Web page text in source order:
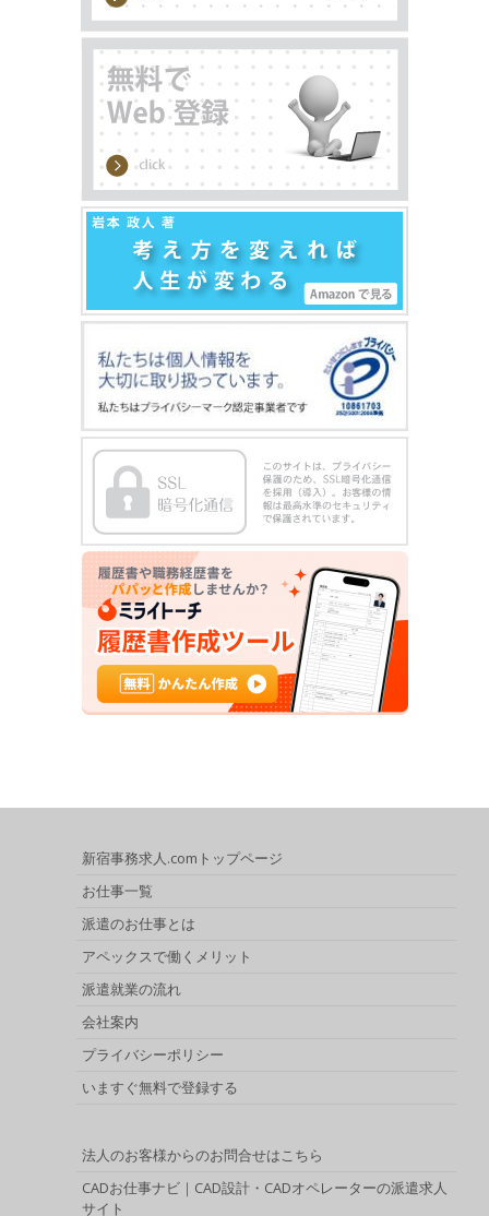
新宿事務求人.comトップページ
お仕事一覧
派遣のお仕事とは
アペックスで働くメリット
派遣就業の流れ
会社案内
プライバシーポリシー
いますぐ無料で登録する
法人のお客様からのお問合せはこちら
CADお仕事ナビ｜CAD設計・CADオペレーターの派遣求人
サイト